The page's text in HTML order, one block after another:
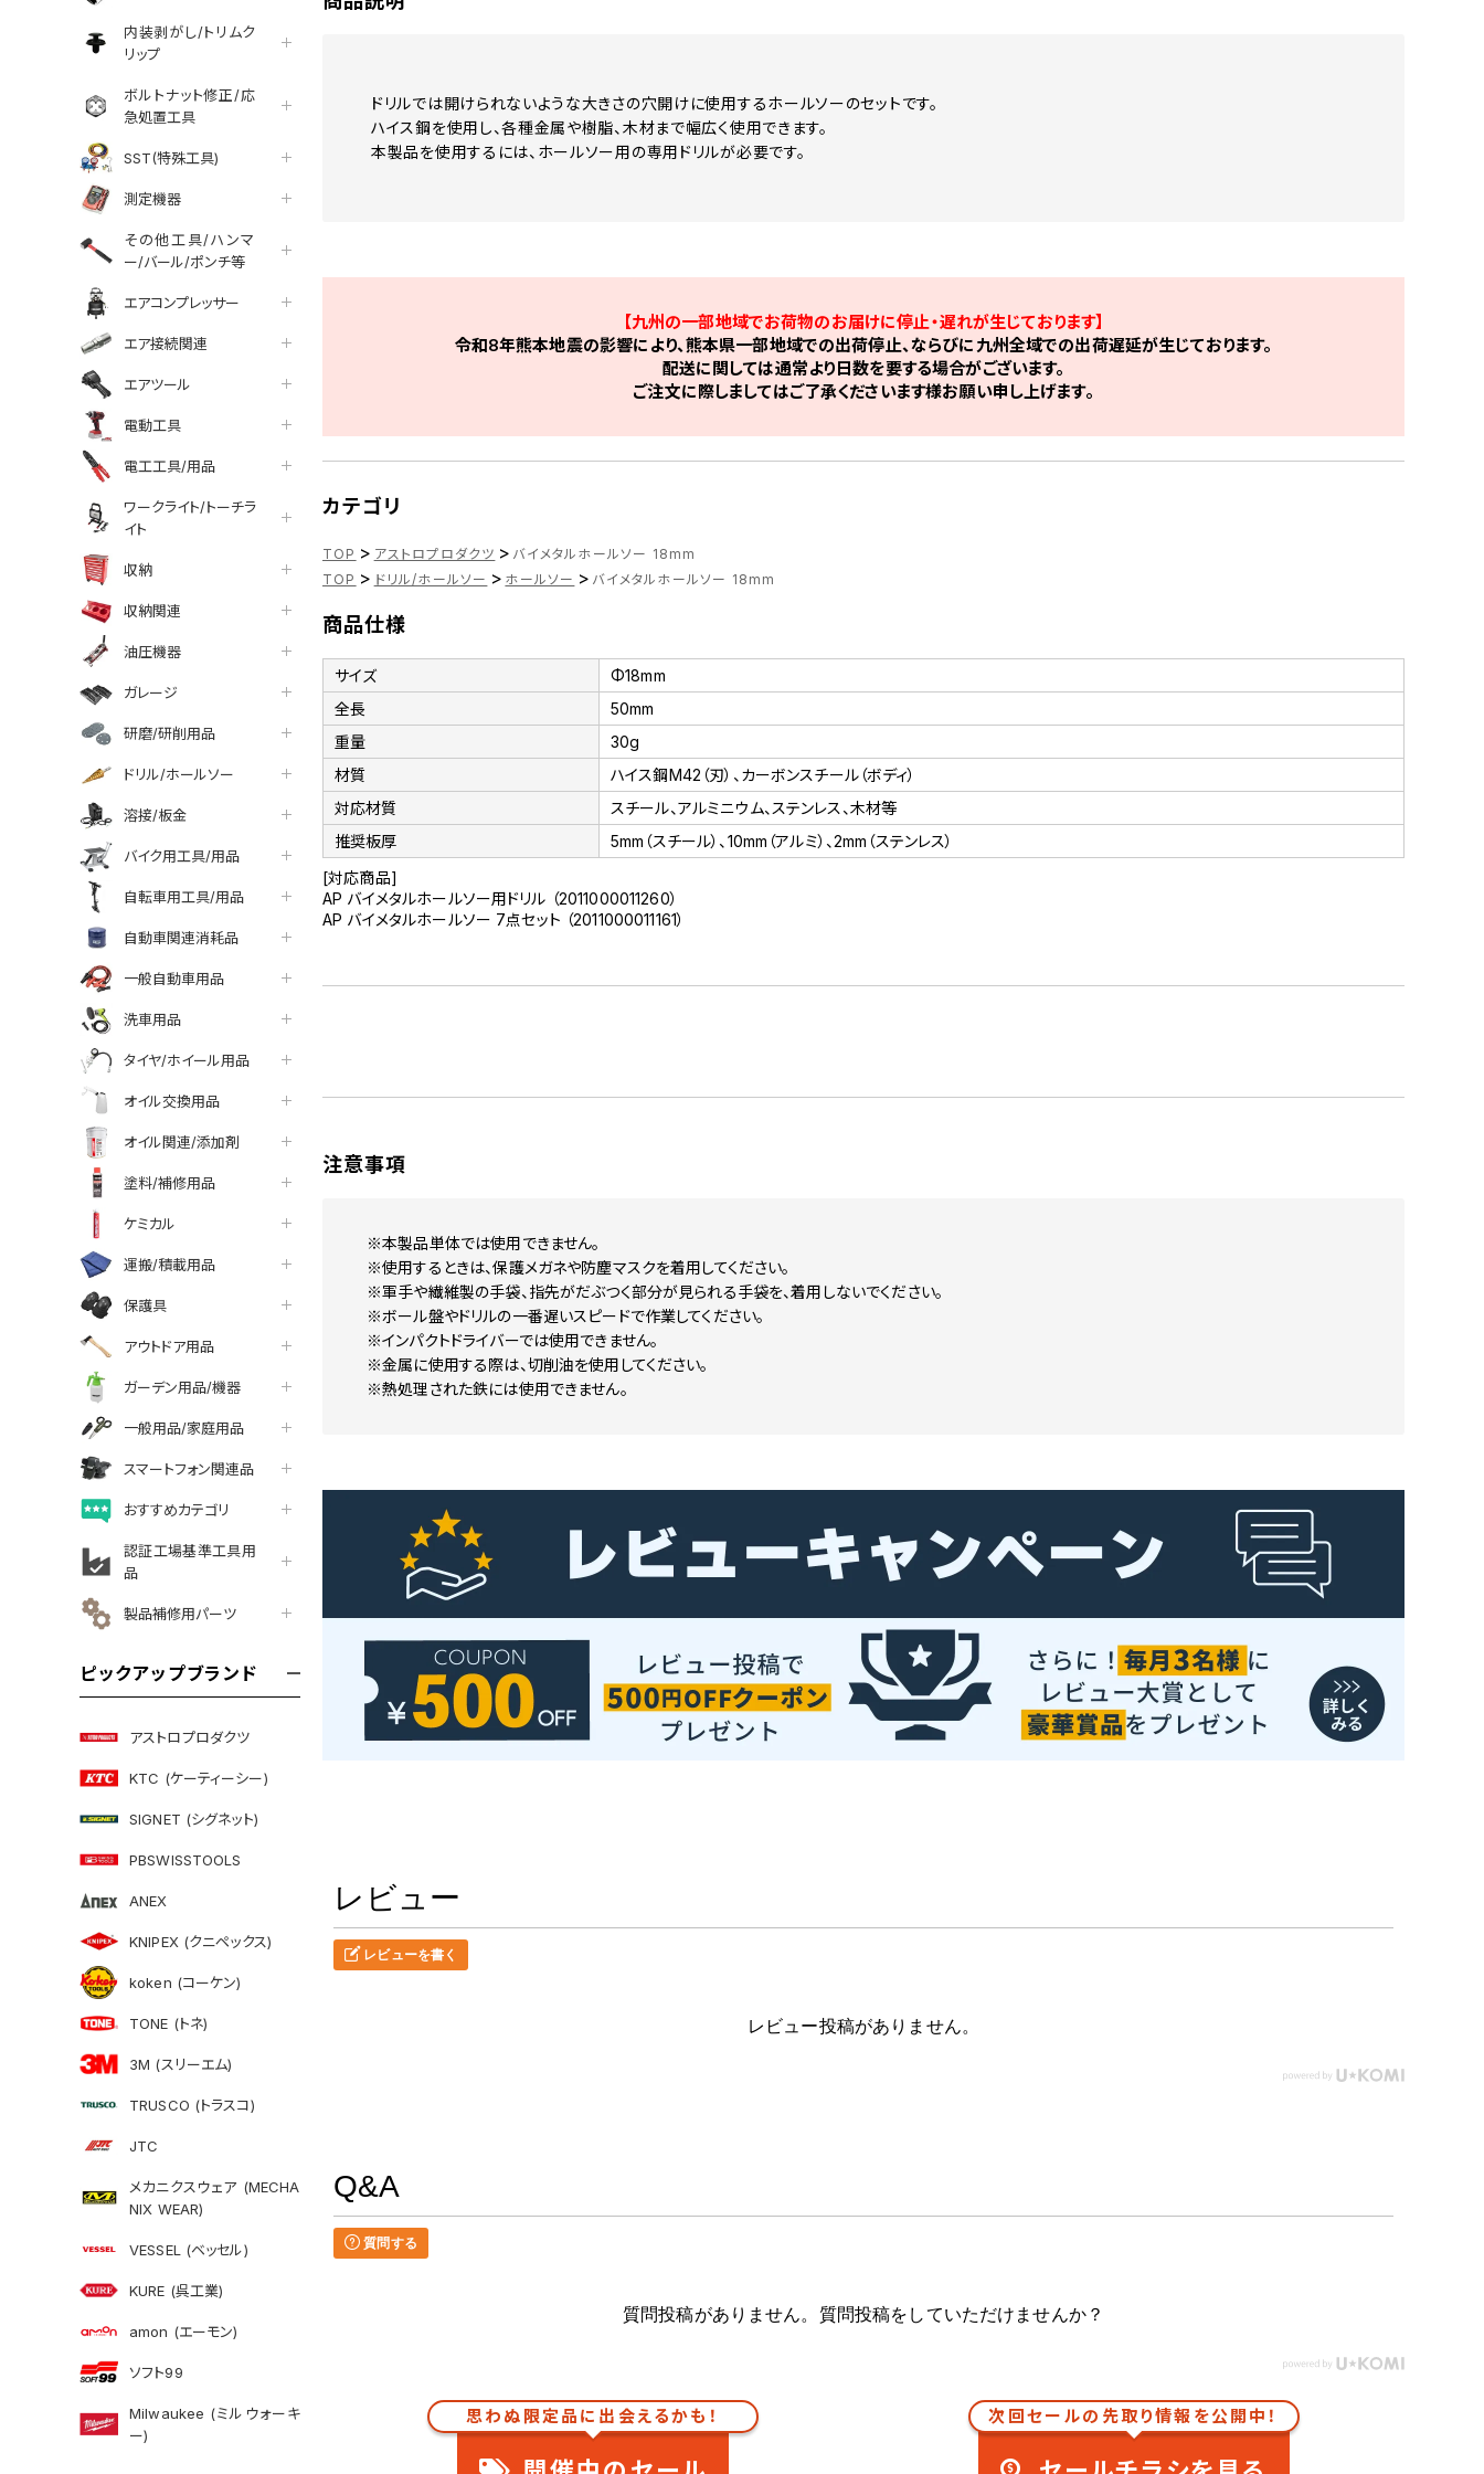
内装剥がし/トリムク
リップ
ボルトナット修正/応
急処置工具
SST(特殊工具)
測定機器
その他工具/ハンマ
ー/バール/ポンチ等
エアコンプレッサー
エア接続関連
エアツール
電動工具
電工工具/用品
ワークライト/トーチラ
イト
収納
収納関連
油圧機器
ガレージ
研磨/研削用品
ドリル/ホールソー
溶接/板金
バイク用工具/用品
自転車用工具/用品
自動車関連消耗品
一般自動車用品
洗車用品
タイヤ/ホイール用品
オイル交換用品
オイル関連/添加剤
塗料/補修用品
ケミカル
運搬/積載用品
保護具
アウトドア用品
ガーデン用品/機器
一般用品/家庭用品
スマートフォン関連品
おすすめカテゴリ
認証工場基準工具用
品
製品補修用パーツ
ピックアップブランド
アストロプロダクツ
KTC (ケーティーシー)
SIGNET (シグネット)
PBSWISSTOOLS
ANEX
KNIPEX (クニペックス)
koken (コーケン)
TONE (トネ)
3M (スリーエム)
TRUSCO (トラスコ)
JTC
メカニクスウェア (MECHA
NIX WEAR)
VESSEL (ベッセル)
KURE (呉工業)
amon (エーモン)
ソフト99
Milwaukee (ミルウォーキ
ー)
ドリルでは開けられないような大きさの穴開けに使用するホールソーのセットです。
ハイス鋼を使用し、各種金属や樹脂、木材まで幅広く使用できます。
本製品を使用するには、ホールソー用の専用ドリルが必要です。
【九州の一部地域でお荷物のお届けに停止・遅れが生じております】
令和8年熊本地震の影響により、熊本県一部地域での出荷停止、ならびに九州全域での出荷遅延が生じております。
配送に関しては通常より日数を要する場合がございます。
ご注文に際しましてはご了承くださいます様お願い申し上げます。
カテゴリ
TOP > アストロプロダクツ > バイメタルホールソー 18mm
TOP > ドリル/ホールソー > ホールソー > バイメタルホールソー 18mm
商品仕様
サイズ
Φ18mm
全長
50mm
重量
30g
材質
ハイス鋼M42（刃）、カーボンスチール（ボディ）
対応材質
スチール、アルミニウム、ステンレス、木材等
推奨板厚
5mm（スチール）、10mm（アルミ）、2mm（ステンレス）
[対応商品]
AP バイメタルホールソー用ドリル （2011000011260）
AP バイメタルホールソー 7点セット （2011000011161）
注意事項
※本製品単体では使用できません。
※使用するときは、保護メガネや防塵マスクを着用してください。
※軍手や繊維製の手袋、指先がだぶつく部分が見られる手袋を、着用しないでください。
※ボール盤やドリルの一番遅いスピードで作業してください。
※インパクトドライバーでは使用できません。
※金属に使用する際は、切削油を使用してください。
※熱処理された鉄には使用できません。
レビュー
レビューを書く
レビュー投稿がありません。
Q&A
質問する
質問投稿がありません。質問投稿をしていただけませんか？
思わぬ限定品に出会えるかも！ 次回セールの先取り情報を公開中！